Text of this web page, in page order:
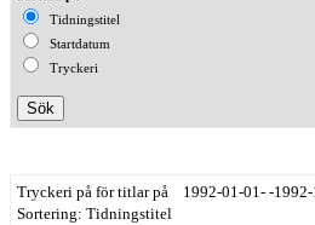
Tidningstitel
Startdatum
Tryckeri
Tryckeri på för titlar på 1992-01-01- -1992-
Sortering: Tidningstitel